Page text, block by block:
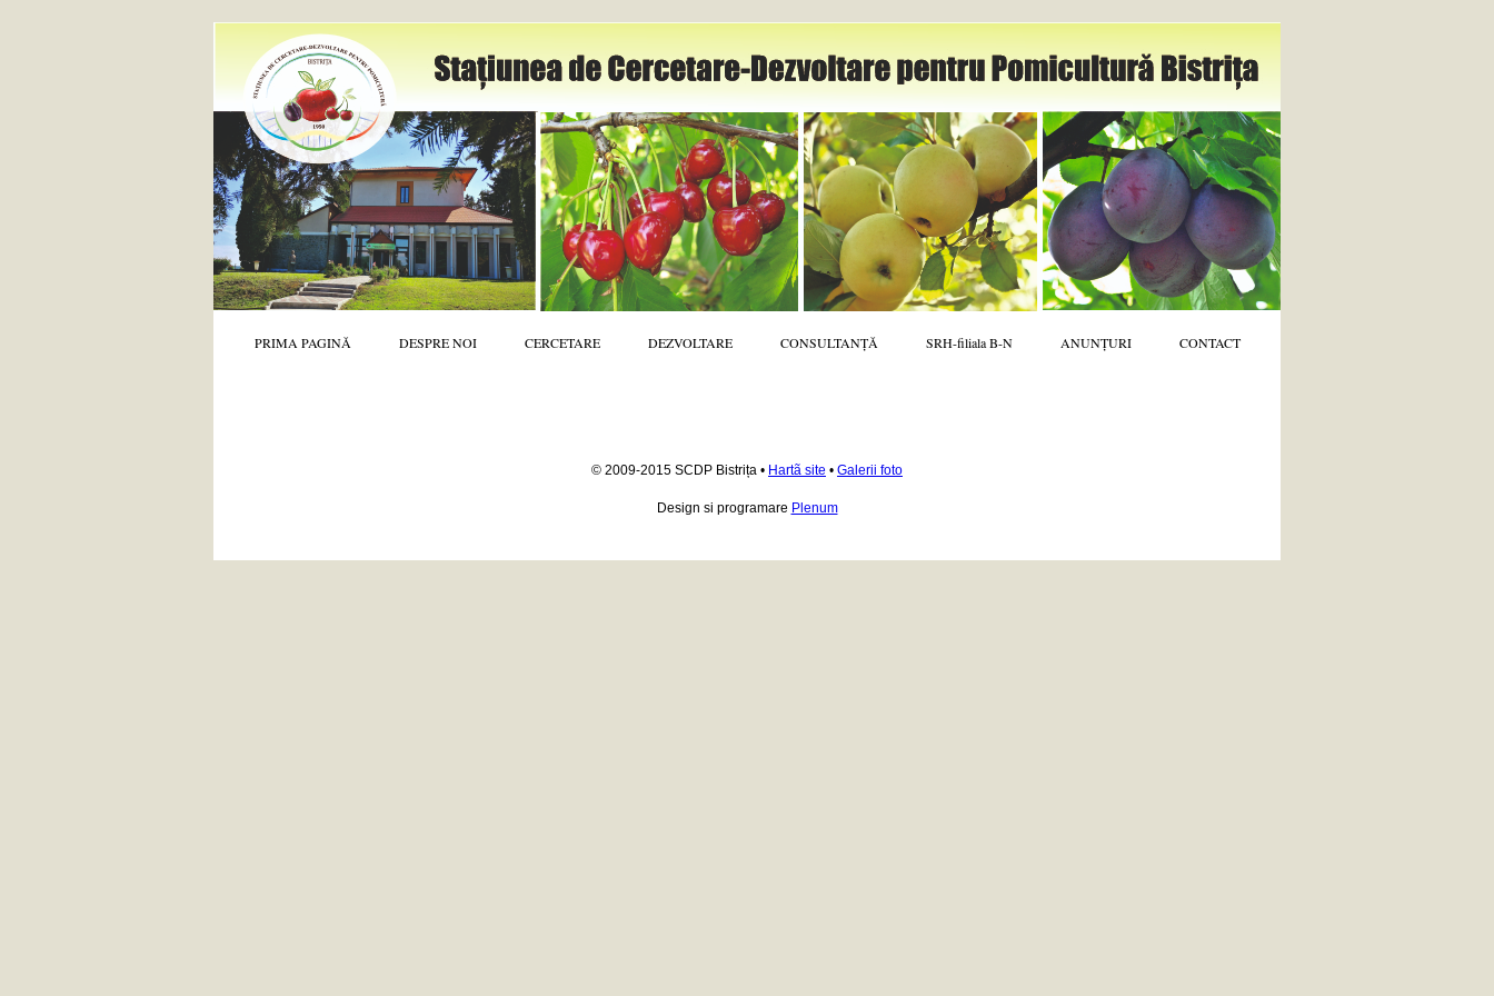
PRIMA PAGINĂ DESPRE NOI CERCETARE DEZVOLTARE CONSULTANȚĂ SRH-filiala B-N ANUNȚURI CONTACT
© 2009-2015 SCDP Bistrița • Hartã site • Galerii foto
Design si programare Plenum